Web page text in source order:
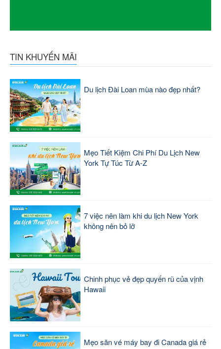
TIN KHUYẾN MÃI
Du lịch Đài Loan mùa nào đẹp nhất?
Mẹo Tiết Kiệm Chi Phí Du Lịch New
York Tự Túc Từ A-Z
7 việc nên làm khi du lịch New York
không nên bỏ lỡ
Chinh phục vẻ đẹp quyến rũ của vịnh
Hawaii
Mẹo săn vé máy bay đi Canada giá rẻ